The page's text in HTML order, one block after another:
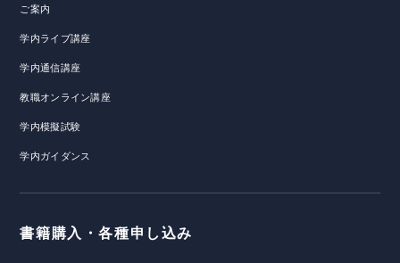
ご案内
学内ライブ講座
学内通信講座
教職オンライン講座
学内模擬試験
学内ガイダンス
書籍購入・各種申し込み